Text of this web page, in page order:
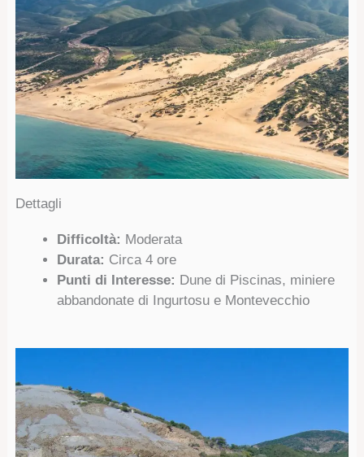
Dettagli
Difficoltà: Moderata
Durata: Circa 4 ore
Punti di Interesse: Dune di Piscinas, miniere
abbandonate di Ingurtosu e Montevecchio